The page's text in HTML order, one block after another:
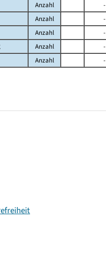
Anzahl -
Anzahl -
Anzahl -
Anzahl -
Anzahl -